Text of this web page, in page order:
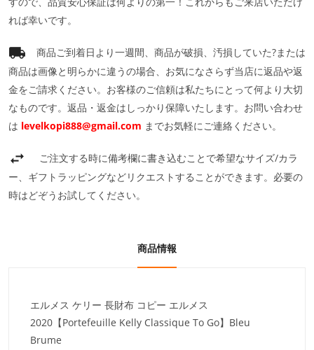
れば幸いです。
商品ご到着日より一週間、商品が破損、汚損していた?または
商品は画像と明らかに違うの場合、お気になさらず当店に返品や返
金をご請求ください。お客様のご信頼は私たちにとって何より大切
なものです。返品・返金はしっかり保障いたします。お問い合わせ
は levelkopi888@gmail.com までお気軽にご連絡ください。
ご注文する時に備考欄に書き込むことで希望なサイズ/カラ
ー、ギフトラッピングなどリクエストすることができます。必要の
時はどぞうお試してください。
商品情報
エルメス ケリー 長財布 コピー エルメス
2020【Portefeuille Kelly Classique To Go】Bleu
Brume